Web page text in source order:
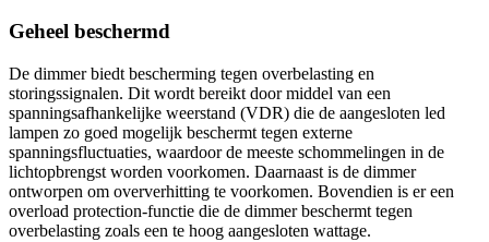
Geheel beschermd
De dimmer biedt bescherming tegen overbelasting en
storingssignalen. Dit wordt bereikt door middel van een
spanningsafhankelijke weerstand (VDR) die de aangesloten led
lampen zo goed mogelijk beschermt tegen externe
spanningsfluctuaties, waardoor de meeste schommelingen in de
lichtopbrengst worden voorkomen. Daarnaast is de dimmer
ontworpen om oververhitting te voorkomen. Bovendien is er een
overload protection-functie die de dimmer beschermt tegen
overbelasting zoals een te hoog aangesloten wattage.